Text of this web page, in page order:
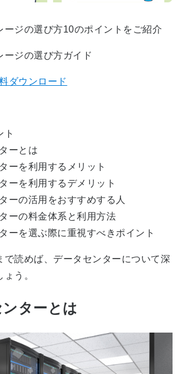
ージの選び方10のポイントをご紹介
ージの選び方ガイド
ダウンロード
ト
ーとは
ーを利用するメリット
ーを利用するデメリット
ーの活用をおすすめする人
ーの料金体系と利用方法
ーを選ぶ際に重視すべきポイント
で読めば、データセンターについて深
う。
ターとは